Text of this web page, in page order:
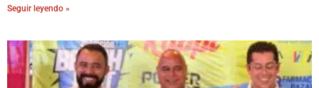
Seguir leyendo »